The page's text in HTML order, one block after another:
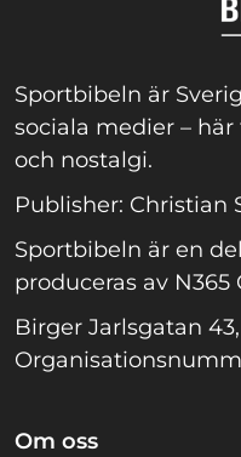
Sportbibeln är
sociala medier –
och nostalgi.
Publisher: Christian
Sportbibeln är en
produceras av N365
Birger Jarlsgatan 43,
Om oss